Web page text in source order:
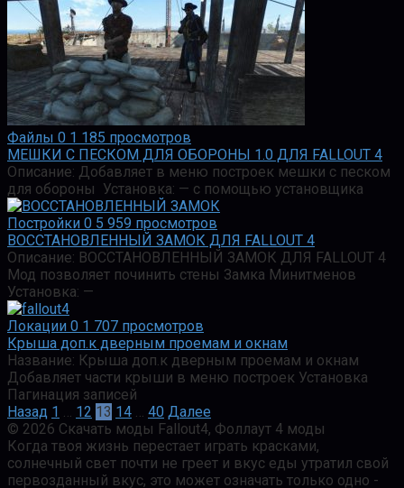
Файлы 0 1 185 просмотров
МЕШКИ С ПЕСКОМ ДЛЯ ОБОРОНЫ 1.0 ДЛЯ FALLOUT 4
Описание: Добавляет в меню построек мешки с песком
для обороны Установка: — с помощью установщика
Постройки 0 5 959 просмотров
ВОССТАНОВЛЕННЫЙ ЗАМОК ДЛЯ FALLOUT 4
Описание: ВОССТАНОВЛЕННЫЙ ЗАМОК ДЛЯ FALLOUT 4
Мод позволяет починить стены Замка Минитменов
Установка: —
Локации 0 1 707 просмотров
Крыша доп.к дверным проемам и окнам
Название: Крыша доп.к дверным проемам и окнам
Добавляет части крыши в меню построек Установка
Пагинация записей
Назад 1 … 12 13 14 … 40 Далее
© 2026 Скачать моды Fallout4, Фоллаут 4 моды
Когда твоя жизнь перестает играть красками,
солнечный свет почти не греет и вкус еды утратил свой
первозданный вкус, это может означать только одно -